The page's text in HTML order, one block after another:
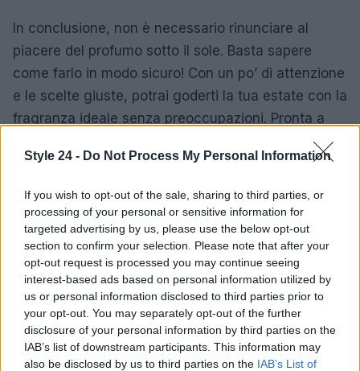
Style 24 - Do Not Process My Personal Information
If you wish to opt-out of the sale, sharing to third parties, or
processing of your personal or sensitive information for
targeted advertising by us, please use the below opt-out
section to confirm your selection. Please note that after your
opt-out request is processed you may continue seeing
interest-based ads based on personal information utilized by
us or personal information disclosed to third parties prior to
your opt-out. You may separately opt-out of the further
disclosure of your personal information by third parties on the
IAB’s list of downstream participants. This information may
also be disclosed by us to third parties on the IAB’s List of
In conclusione, non è necessario rinunciare al
piacere del profumo sotto il sole. Basta sapere
come farlo in modo sicuro! Con un po’ di attenzione
e le scelte giuste, potrai goderti la tua estate con la
fragranza ideale senza preoccupazioni. Pronta a
AUTORE
Staff